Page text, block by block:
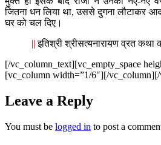
जितना धन लिया था, उससे दुगना लौटाकर
घर को चल दिए।
|| इतिश्री श्रीसत्यनारायण व्रत कथा
[/vc_column_text][vc_empty_space
[vc_column width=”1/6″][/
Leave a Reply
You must be logged in to post a